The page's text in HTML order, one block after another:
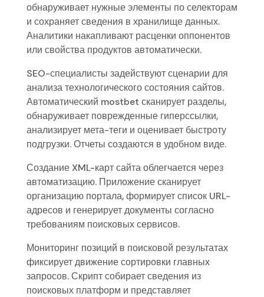
обнаруживает нужные элементы по селекторам
и сохраняет сведения в хранилище данных.
Аналитики накапливают расценки оппонентов
или свойства продуктов автоматически.
SEO-специалисты задействуют сценарии для
анализа технологического состояния сайтов.
Автоматический mostbet сканирует разделы,
обнаруживает поврежденные гиперссылки,
анализирует мета-теги и оценивает быстроту
подгрузки. Отчеты создаются в удобном виде.
Создание XML-карт сайта облегчается через
автоматизацию. Приложение сканирует
организацию портала, формирует список URL-
адресов и генерирует документы согласно
требованиям поисковых сервисов.
Мониторинг позиций в поисковой результатах
фиксирует движение сортировки главных
запросов. Скрипт собирает сведения из
поисковых платформ и представляет